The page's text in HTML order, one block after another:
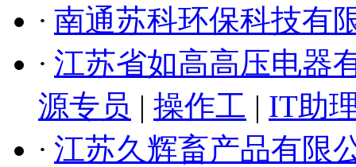
· 南通苏科环保科技有
· 江苏省如高高压电器
源专员 | 操作工 | IT助
· 江苏久辉畜产品有限